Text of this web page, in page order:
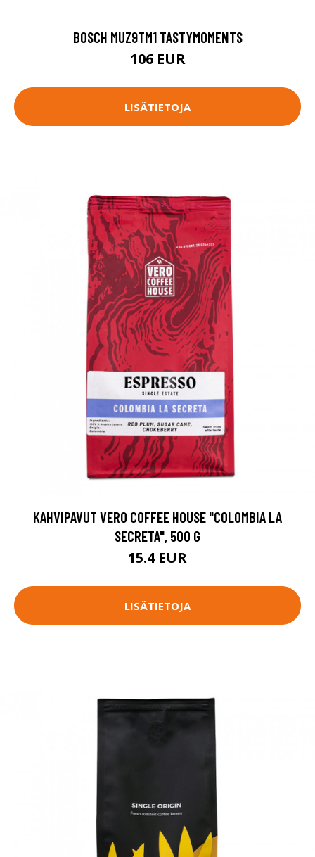
BOSCH MUZ9TM1 TASTYMOMENTS
106 EUR
LISÄTIETOJA
KAHVIPAVUT VERO COFFEE HOUSE "COLOMBIA LA
SECRETA", 500 G
15.4 EUR
LISÄTIETOJA